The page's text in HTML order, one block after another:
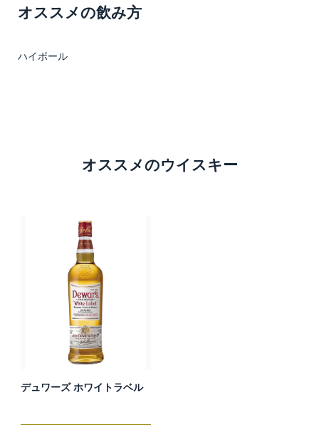
オススメの飲み方
ハイボール
オススメのウイスキー
デュワーズ ホワイトラベル